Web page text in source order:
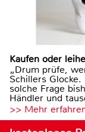
Kaufen oder
„Drum prüfe,
Schillers
solche Frage
Händler und
>> Mehr